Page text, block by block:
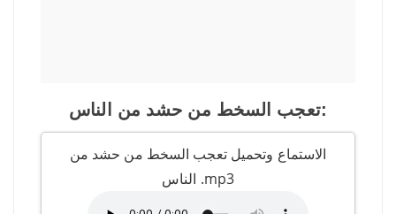
تعجب السخط من حشد من الناس:
الاستماع وتحميل تعجب السخط من حشد من
الناس .mp3